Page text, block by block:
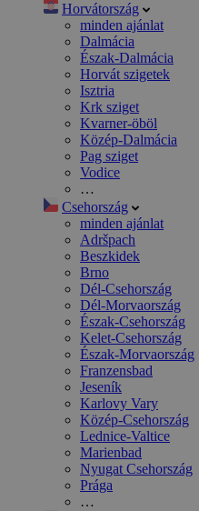
Horvátország
minden ajánlat
Dalmácia
Észak-Dalmácia
Horvát szigetek
Isztria
Krk sziget
Kvarner-öböl
Közép-Dalmácia
Pag sziget
Vodice
…
Csehország
minden ajánlat
Adršpach
Beszkidek
Brno
Dél-Csehország
Dél-Morvaország
Észak-Csehország
Kelet-Csehország
Észak-Morvaország
Franzensbad
Jeseník
Karlovy Vary
Közép-Csehország
Lednice-Valtice
Marienbad
Nyugat Csehország
Prága
…